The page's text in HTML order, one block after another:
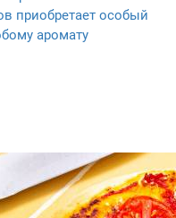
приобретает особый
аромату